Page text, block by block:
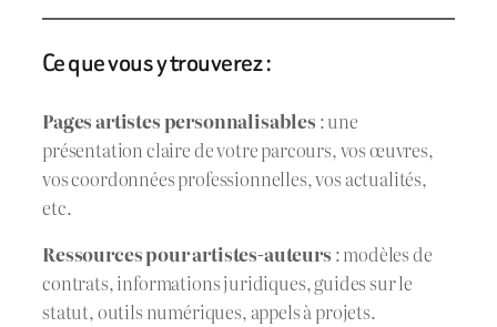
Ce que vous y trouverez :
Pages artistes personnalisables : une
présentation claire de votre parcours, vos œuvres,
vos coordonnées professionnelles, vos actualités,
etc.
Ressources pour artistes-auteurs : modèles de
contrats, informations juridiques, guides sur le
statut, outils numériques, appels à projets.